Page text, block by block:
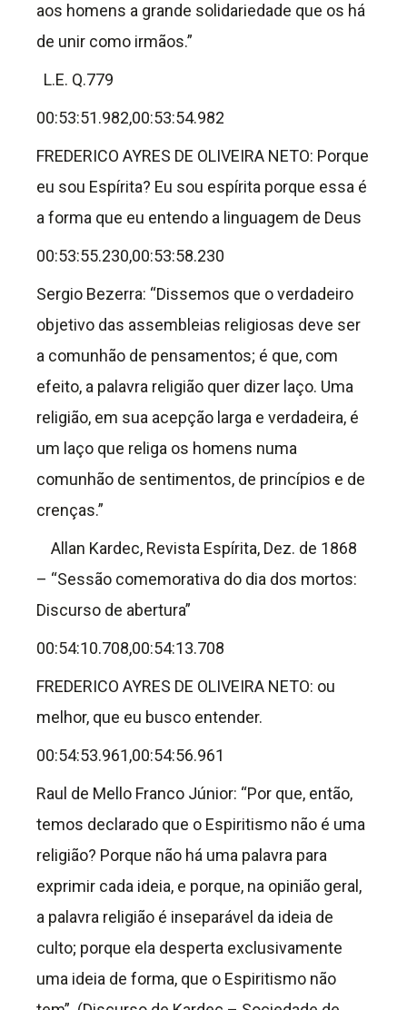
aos homens a grande solidariedade que os há
de unir como irmãos.”
L.E. Q.779
00:53:51.982,00:53:54.982
FREDERICO AYRES DE OLIVEIRA NETO: Porque
eu sou Espírita? Eu sou espírita porque essa é
a forma que eu entendo a linguagem de Deus
00:53:55.230,00:53:58.230
Sergio Bezerra: “Dissemos que o verdadeiro
objetivo das assembleias religiosas deve ser
a comunhão de pensamentos; é que, com
efeito, a palavra religião quer dizer laço. Uma
religião, em sua acepção larga e verdadeira, é
um laço que religa os homens numa
comunhão de sentimentos, de princípios e de
crenças.”
Allan Kardec, Revista Espírita, Dez. de 1868
– “Sessão comemorativa do dia dos mortos:
Discurso de abertura”
00:54:10.708,00:54:13.708
FREDERICO AYRES DE OLIVEIRA NETO: ou
melhor, que eu busco entender.
00:54:53.961,00:54:56.961
Raul de Mello Franco Júnior: “Por que, então,
temos declarado que o Espiritismo não é uma
religião? Porque não há uma palavra para
exprimir cada ideia, e porque, na opinião geral,
a palavra religião é inseparável da ideia de
culto; porque ela desperta exclusivamente
uma ideia de forma, que o Espiritismo não